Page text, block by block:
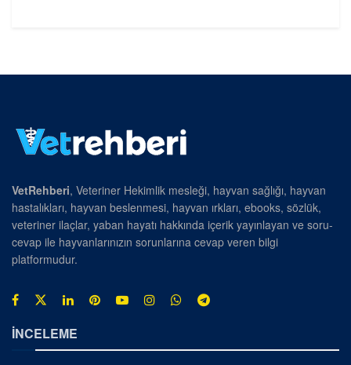
VetRehberi, Veteriner Hekimlik mesleği, hayvan sağlığı, hayvan
hastalıkları, hayvan beslenmesi, hayvan ırkları, ebooks, sözlük,
veteriner ilaçlar, yaban hayatı hakkında içerik yayınlayan ve soru-
cevap ile hayvanlarınızın sorunlarına cevap veren bilgi
platformudur.
İNCELEME